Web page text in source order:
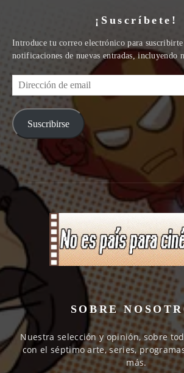
¡Suscríbete!
Introduce tu correo electrónico para
notificaciones de nuevas entradas, incluyendo
Dirección
de
email
Suscribirse
SOBRE
Nuestra selección y opinión, sobre
con el séptimo arte, series,
más.